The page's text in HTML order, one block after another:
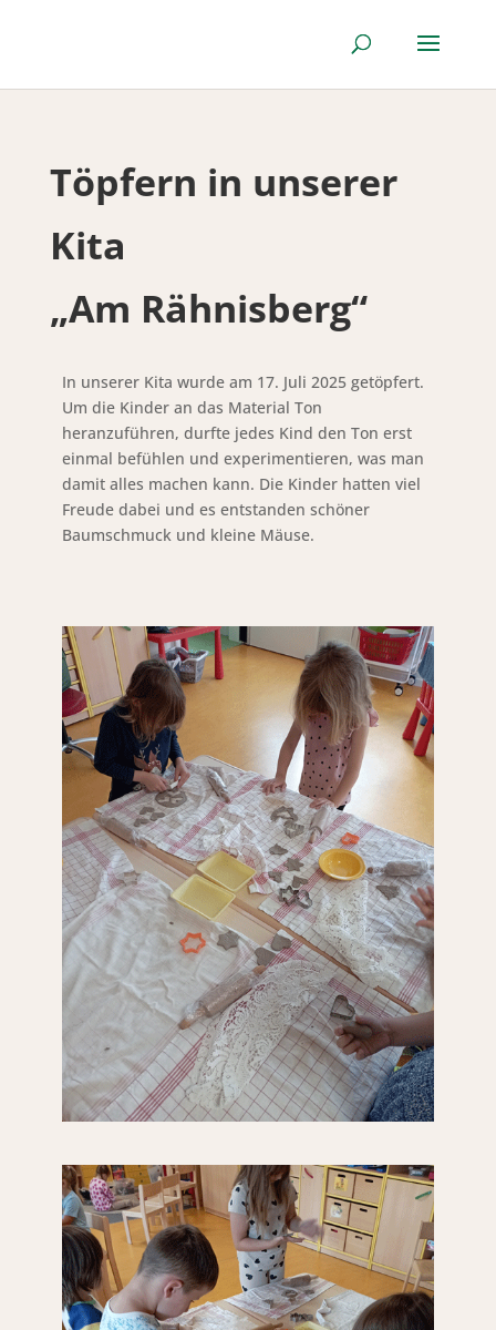
Töpfern in unserer
Kita
„Am Rähnisberg“
In unserer Kita wurde am 17. Juli 2025 getöpfert.
Um die Kinder an das Material Ton
heranzuführen, durfte jedes Kind den Ton erst
einmal befühlen und experimentieren, was man
damit alles machen kann. Die Kinder hatten viel
Freude dabei und es entstanden schöner
Baumschmuck und kleine Mäuse.